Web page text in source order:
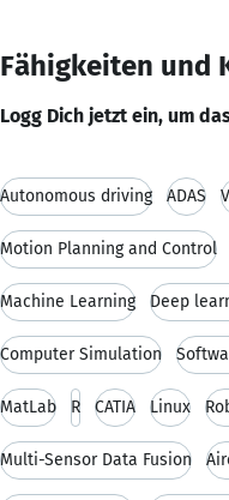
Fähigkeiten und
Logg Dich jetzt ein, um
Autonomous driving ADAS
Motion Planning and Control
Machine Learning Deep
Computer Simulation
MatLab R CATIA Linux
Multi-Sensor Data Fusion